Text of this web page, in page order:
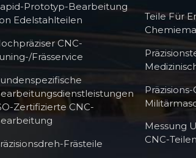
Prototyp-Bearbeitung
Edelstahlteilen
CNC-
Frässervice
Zertifizierte CNC-
Frästeile
Teile Für
Messung
CNC-Teilen